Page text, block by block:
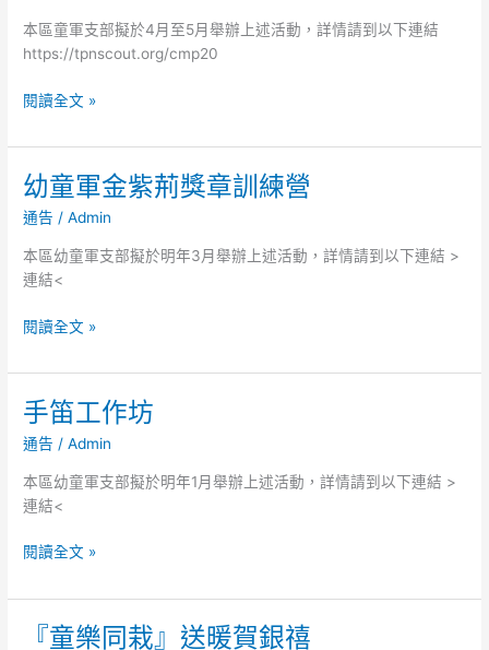
本區童軍支部擬於4月至5月舉辦上述活動，詳情請到以下連結
https://tpnscout.org/cmp20
營
章
練
閱讀全文 »
幼童軍金紫荊獎章訓練營
通告 /Admin
本區幼童軍支部擬於明年3月舉辦上述活動，詳情請到以下連結 >
連結<
幼
軍
金
紫
獎
訓
練
營
閱讀全文 »
手笛工作坊
通告 /Admin
本區幼童軍支部擬於明年1月舉辦上述活動，詳情請到以下連結 >
連結<
手
工
作
坊
閱讀全文 »
『童樂同栽』送暖賀銀禧
『童